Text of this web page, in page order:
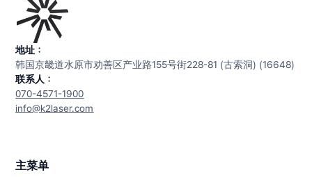
地址：
韩国京畿道水原市劝善区产业路155号街228-81 (古索洞) (16648)
联系人：
070-4571-1900
info@k2laser.com
主菜单